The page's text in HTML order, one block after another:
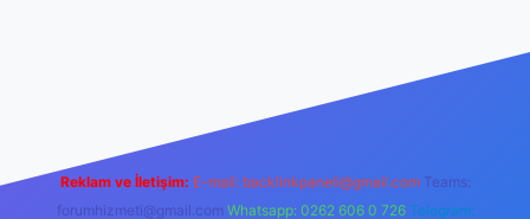
Reklam ve İletişim: E-mail: backlinkpaneli@gmail.com Teams:
forumhizmeti@gmail.com Whatsapp: 0262 606 0 726 Telegram: